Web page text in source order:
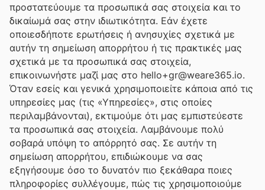
προστατεύουμε τα προσωπικά σας στοιχεία και το
δικαίωμά σας στην ιδιωτικότητα. Εάν έχετε
οποιεσδήποτε ερωτήσεις ή ανησυχίες σχετικά με
αυτήν τη σημείωση απορρήτου ή τις πρακτικές μας
σχετικά με τα προσωπικά σας στοιχεία,
επικοινωνήστε μαζί μας στο hello+gr@weare365.io.
Όταν εσείς και γενικά χρησιμοποιείτε κάποια από τις
υπηρεσίες μας (τις «Υπηρεσίες», στις οποίες
περιλαμβάνονται), εκτιμούμε ότι μας εμπιστεύεστε
τα προσωπικά σας στοιχεία. Λαμβάνουμε πολύ
σοβαρά υπόψη το απόρρητό σας. Σε αυτήν τη
σημείωση απορρήτου, επιδιώκουμε να σας
εξηγήσουμε όσο το δυνατόν πιο ξεκάθαρα ποιες
πληροφορίες συλλέγουμε, πώς τις χρησιμοποιούμε